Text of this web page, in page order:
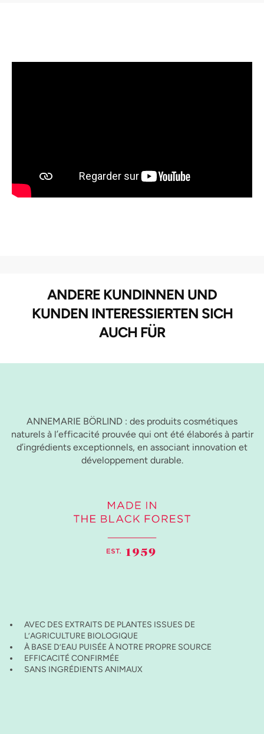
ANDERE KUNDINNEN UND
KUNDEN INTERESSIERTEN SICH
AUCH FÜR
ANNEMARIE BÖRLIND : des produits cosmétiques
naturels à l’efficacité prouvée qui ont été élaborés à partir
d’ingrédients exceptionnels, en associant innovation et
développement durable.
AVEC DES EXTRAITS DE PLANTES ISSUES DE
L’AGRICULTURE BIOLOGIQUE
À BASE D’EAU PUISÉE À NOTRE PROPRE SOURCE
EFFICACITÉ CONFIRMÉE
SANS INGRÉDIENTS ANIMAUX